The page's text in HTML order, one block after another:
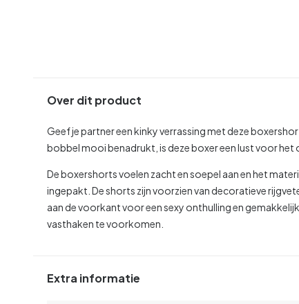
Over dit product
Geef je partner een kinky verrassing met deze
bobbel mooi benadrukt, is deze boxer een lust voor
De boxershorts voelen zacht en soepel aan en het
ingepakt. De shorts zijn voorzien van decoratieve
aan de voorkant voor een sexy onthulling en
vasthaken te voorkomen.
Extra informatie